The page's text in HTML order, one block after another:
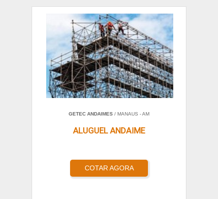
GETEC ANDAIMES / MANAUS - AM
ALUGUEL ANDAIME
COTAR AGORA